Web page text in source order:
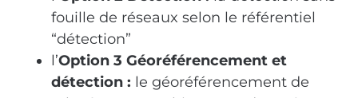
fouille de réseaux selon le référentiel
“détection”
l’Option 3 Géoréférencement et
détection : le géoréférencement de